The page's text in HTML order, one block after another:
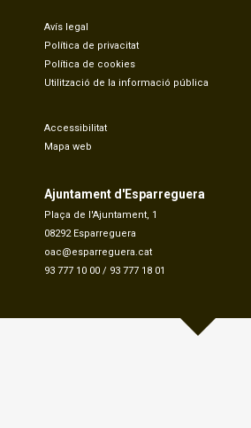
Avís legal
Política de privacitat
Política de cookies
Utilització de la informació pública
Accessibilitat
Mapa web
Ajuntament d'Esparreguera
Plaça de l'Ajuntament, 1
08292 Esparreguera
oac@esparreguera.cat
93 777 10 00 / 93 777 18 01